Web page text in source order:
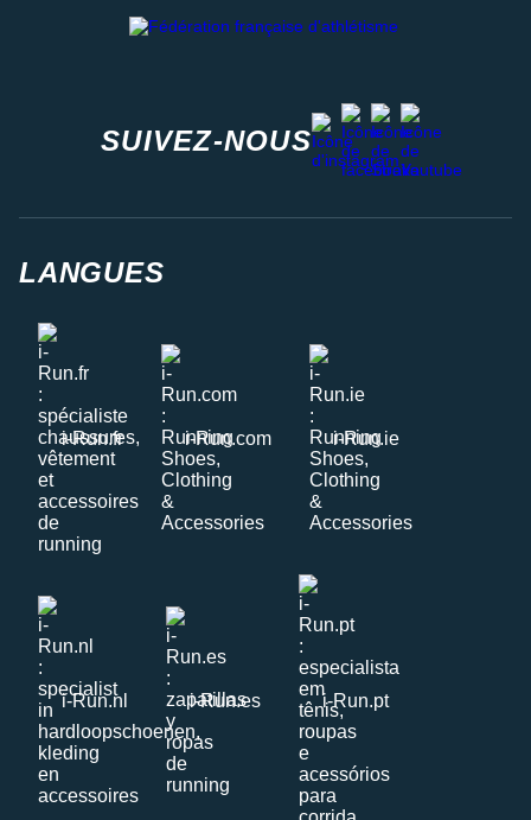
SUIVEZ-NOUS
instagram
facebook
stravayoutube
LANGUES
i-Run.fr i-Run.com i-Run.ie
i-Run.nl i-Run.es i-Run.pt